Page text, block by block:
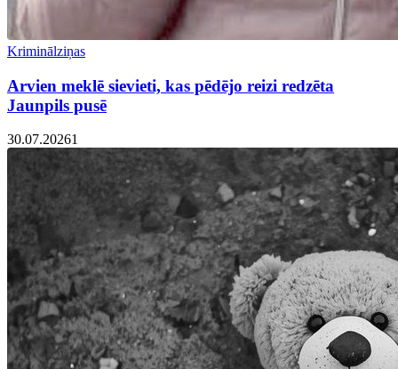
Kriminālziņas
Arvien meklē sievieti, kas pēdējo reizi redzēta
Jaunpils pusē
30.07.20261